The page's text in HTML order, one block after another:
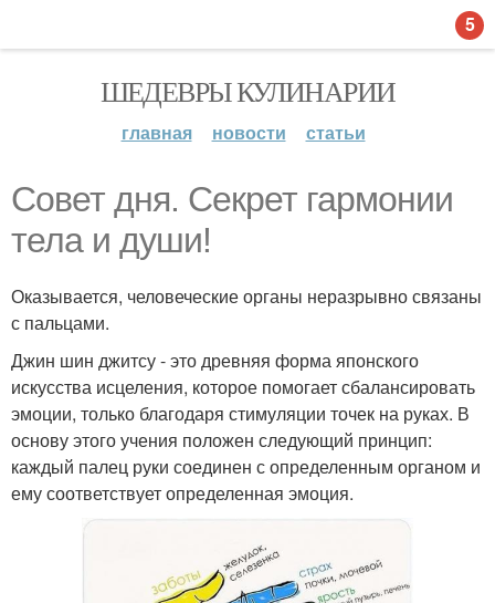
ШЕДЕВРЫ КУЛИНАРИИ
главная новости статьи
Совет дня. Секрет гармонии
тела и души!
Оказывается, человеческие органы неразрывно связаны
с пальцами.
Джин шин джитсу - это древняя форма японского
искусства исцеления, которое помогает сбалансировать
эмоции, только благодаря стимуляции точек на руках. В
основу этого учения положен следующий принцип:
каждый палец руки соединен с определенным органом и
ему соответствует определенная эмоция.
5